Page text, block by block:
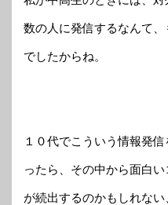
数の人に発信するなんて
でしたからね。
１０代でこういう情報発
ったら、その中から面白
が続出するのかもしれない